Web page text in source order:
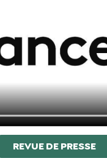
REVUE DE PRESSE